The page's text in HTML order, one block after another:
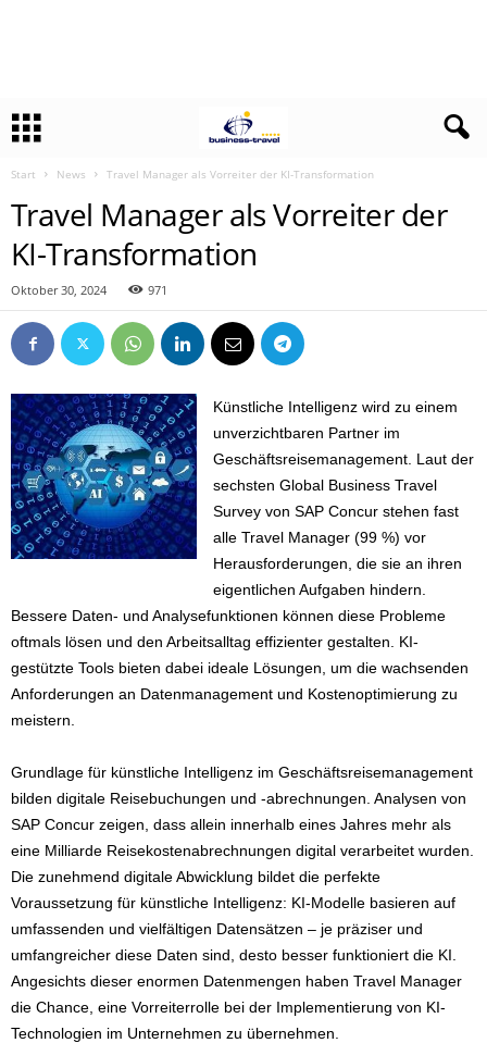
Start News Travel Manager als Vorreiter der KI-Transformation
Travel Manager als Vorreiter der
KI-Transformation
Oktober 30, 2024 971
Künstliche Intelligenz wird zu einem
unverzichtbaren Partner im
Geschäftsreisemanagement. Laut der
sechsten Global Business Travel
Survey von SAP Concur stehen fast
alle Travel Manager (99 %) vor
Herausforderungen, die sie an ihren
eigentlichen Aufgaben hindern.
Bessere Daten- und Analysefunktionen können diese Probleme
oftmals lösen und den Arbeitsalltag effizienter gestalten. KI-
gestützte Tools bieten dabei ideale Lösungen, um die wachsenden
Anforderungen an Datenmanagement und Kostenoptimierung zu
meistern.
Grundlage für künstliche Intelligenz im Geschäftsreisemanagement
bilden digitale Reisebuchungen und -abrechnungen. Analysen von
SAP Concur zeigen, dass allein innerhalb eines Jahres mehr als
eine Milliarde Reisekostenabrechnungen digital verarbeitet wurden.
Die zunehmend digitale Abwicklung bildet die perfekte
Voraussetzung für künstliche Intelligenz: KI-Modelle basieren auf
umfassenden und vielfältigen Datensätzen – je präziser und
umfangreicher diese Daten sind, desto besser funktioniert die KI.
Angesichts dieser enormen Datenmengen haben Travel Manager
die Chance, eine Vorreiterrolle bei der Implementierung von KI-
Technologien im Unternehmen zu übernehmen.